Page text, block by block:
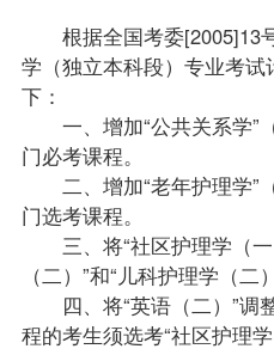
根据全国考委[2005]13
学（独立本科段）专业考
下：
一、增加“公共关系学”
门必考课程。
二、增加“老年护理学”
门选考课程。
三、将“社区护理学（一
（二）”和“ 儿科护理学（二）
四、将“英语（二） ”调
程的考生须选考“社区护理